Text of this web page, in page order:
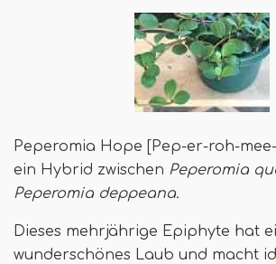
Peperomia Hope [Pep-er-roh-
ein Hybrid zwischen Peperomia
Peperomia deppeana.
Dieses mehrjährige Epiphyte hat
wunderschönes Laub und macht